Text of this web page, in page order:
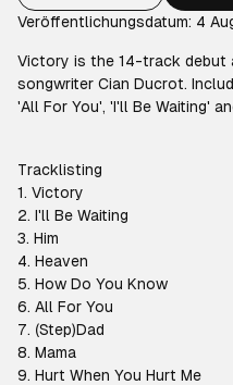
Veröffentlichungsdatum: 4
Victory is the 14-track debut
songwriter Cian Ducrot.
'All For You', 'I'll Be Waiting'
Tracklisting
1. Victory
2. I'll Be Waiting
3. Him
4. Heaven
5. How Do You Know
6. All For You
7. (Step)Dad
8. Mama
9. Hurt When You Hurt Me